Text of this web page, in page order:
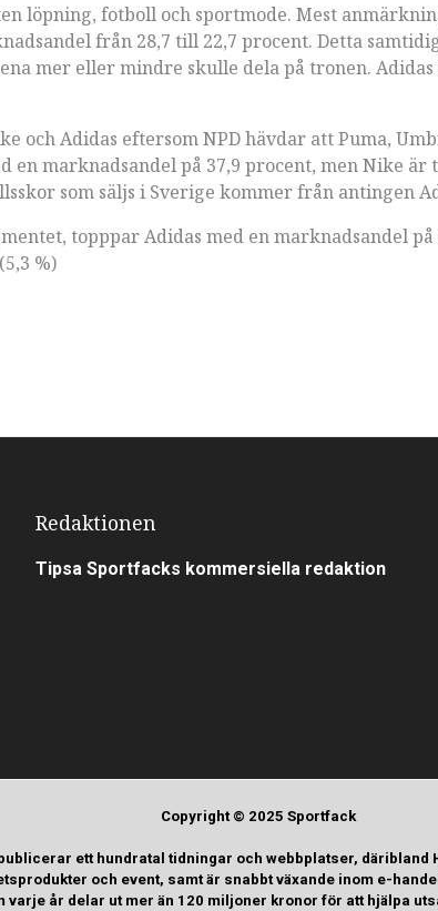
löpning, fotboll och sportmode. Mest
från 28,7 till 22,7 procent. Detta
mer eller mindre skulle dela på tronen.
och Adidas eftersom NPD hävdar att Puma,
marknadsandel på 37,9 procent, men Nike är
som säljs i Sverige kommer från antingen
topppar Adidas med en marknadsandel
%)
Redaktionen
Tipsa Sportfacks kommersiella redaktion
Copyright © 2025 Sportfack
ett hundratal tidningar och webbplatser,
och event, samt är snabbt växande inom e-
år delar ut mer än 120 miljoner kronor för att hjälpa